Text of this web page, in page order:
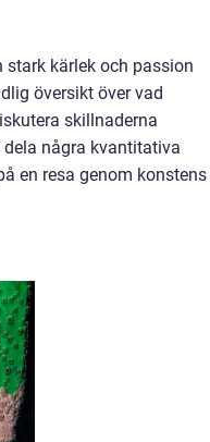
stark kärlek och passion
översikt över vad
skillnaderna
några kvantitativa
en resa genom konstens